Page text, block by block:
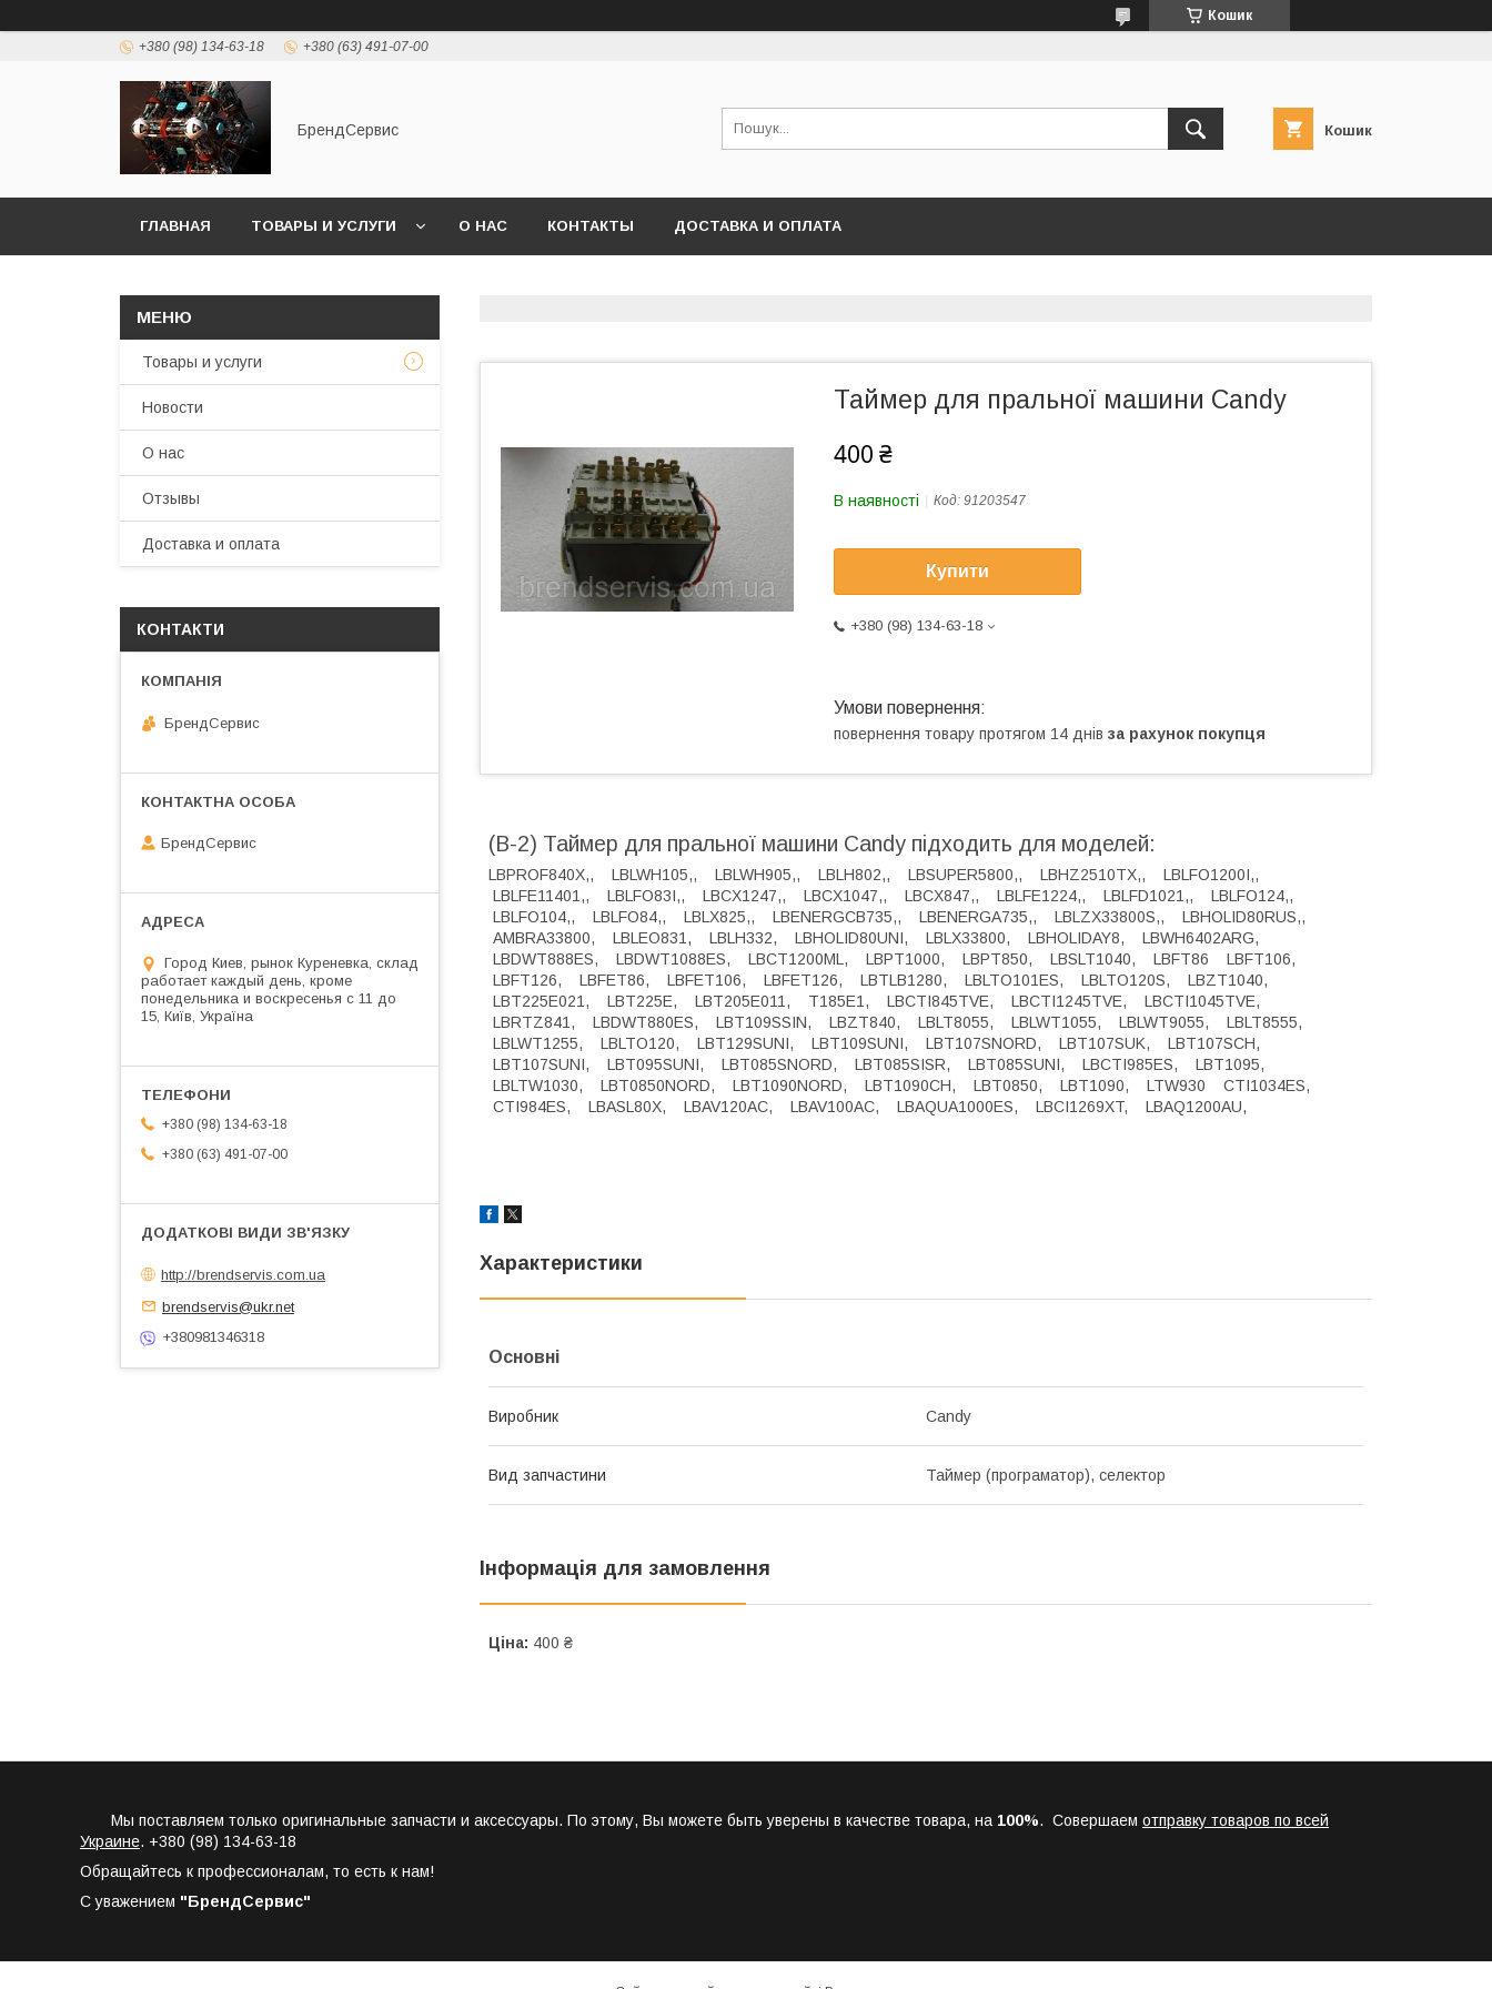
Кошик
+380 (98) 134-63-18 +380 (63) 491-07-00
БрендСервис Кошик
ГЛАВНАЯ ТОВАРЫ И УСЛУГИ О НАС КОНТАКТЫ ДОСТАВКА И ОПЛАТА
Таймер для пральної машини Candy
400 ₴
В наявності Код: 91203547
Купити
+380 (98) 134-63-18
повернення товару протягом 14 днів за рахунок покупця
(В-2) Таймер для пральної машини Candy підходить для моделей:
LBPROF840X,, LBLWH105,, LBLWH905,, LBLH802,, LBSUPER5800,, LBHZ2510TX,, LBLFO1200I,,
LBLFE11401,, LBLFO83I,, LBCX1247,, LBCX1047,, LBCX847,, LBLFE1224,, LBLFD1021,, LBLFO124,,
LBLFO104,, LBLFO84,, LBLX825,, LBENERGCB735,, LBENERGA735,, LBLZX33800S,, LBHOLID80RUS,,
AMBRA33800, LBLEO831, LBLH332, LBHOLID80UNI, LBLX33800, LBHOLIDAY8, LBWH6402ARG,
LBDWT888ES, LBDWT1088ES, LBCT1200ML, LBPT1000, LBPT850, LBSLT1040, LBFT86 LBFT106,
LBFT126, LBFET86, LBFET106, LBFET126, LBTLB1280, LBLTO101ES, LBLTO120S, LBZT1040,
LBT225E021, LBT225E, LBT205E011, T185E1, LBCTI845TVE, LBCTI1245TVE, LBCTI1045TVE,
LBRTZ841, LBDWT880ES, LBT109SSIN, LBZT840, LBLT8055, LBLWT1055, LBLWT9055, LBLT8555,
LBLWT1255, LBLTO120, LBT129SUNI, LBT109SUNI, LBT107SNORD, LBT107SUK, LBT107SCH,
LBT107SUNI, LBT095SUNI, LBT085SNORD, LBT085SISR, LBT085SUNI, LBCTI985ES, LBT1095,
LBLTW1030, LBT0850NORD, LBT1090NORD, LBT1090CH, LBT0850, LBT1090, LTW930 CTI1034ES,
CTI984ES, LBASL80X, LBAV120AC, LBAV100AC, LBAQUA1000ES, LBCI1269XT, LBAQ1200AU,
Характеристики
Основні
Виробник Candy
Вид запчастини Таймер (програматор), селектор
Інформація для замовлення
Ціна: 400 ₴
Товары и услуги
Новости
О нас
Отзывы
Доставка и оплата
КОНТАКТИ
БрендСервис
БрендСервис
Город Киев, рынок Куреневка, склад
работает каждый день, кроме
понедельника и воскресенья с 11 до
15, Київ, Україна
+380 (98) 134-63-18
+380 (63) 491-07-00
http://brendservis.com.ua
brendservis@ukr.net
+380981346318
Мы поставляем только оригинальные запчасти и аксессуары. По этому, Вы можете быть уверены в качестве товара, на 100%. Совершаем отправку товаров по всей
Украине. +380 (98) 134-63-18
Обращайтесь к профессионалам, то есть к нам!
С уважением "БрендСервис"